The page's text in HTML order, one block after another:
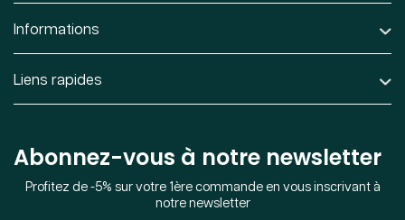
Informations
Liens rapides
Abonnez-vous à notre newsletter
Profitez de -5% sur votre 1ère commande en vous inscrivant à
notre newsletter